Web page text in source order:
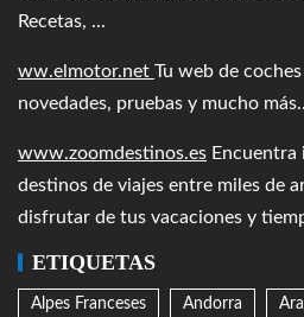
Recetas, ...
ww.elmotor.net Tu web de
novedades, pruebas y mucho
www.zoomdestinos.es
destinos de viajes entre miles de
disfrutar de tus vacaciones y
ETIQUETAS
Alpes Franceses Andorra